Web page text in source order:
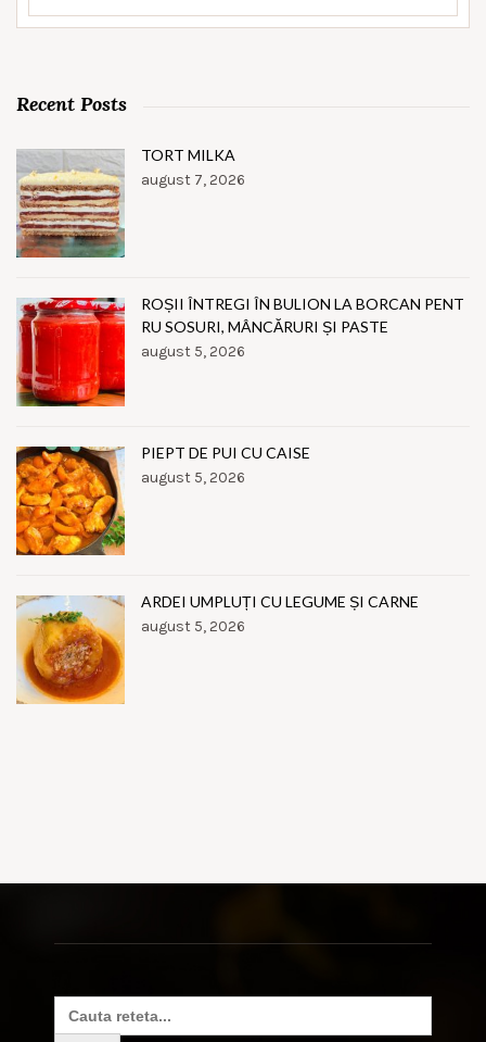
Recent Posts
TORT MILKA
august 7, 2026
ROȘII ÎNTREGI ÎN BULION LA BORCAN PENT
RU SOSURI, MÂNCĂRURI ȘI PASTE
august 5, 2026
PIEPT DE PUI CU CAISE
august 5, 2026
ARDEI UMPLUȚI CU LEGUME ȘI CARNE
august 5, 2026
Search
for: